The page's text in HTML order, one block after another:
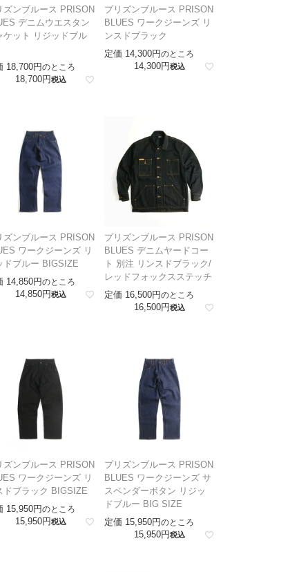
ズンブルース PRISON
デニムウエスタン
ケット リジッドブル
18,700 のところ
18,700 税込
プリズンブルース PRISON
BLUES ワークジーンズ リ
ンスドブラック
定価 14,300 のところ
14,300 税込
ズンブルース PRISON
ワークジーンズ リ
ドブルー BIGSIZE
14,850 のところ
14,850 税込
プリズンブルース PRISON
BLUES デニムヤードコー
ト 別注 リンスドブラック/
レッドフォックスステッチ
定価 16,500 のところ
16,500 税込
ズンブルース PRISON
ワークジーンズ リ
ドブラック BIGSIZE
15,950 のところ
15,950 税込
プリズンブルース PRISON
BLUES ワークジーンズ サ
スペンダーボタン リジッ
ドブルー BIG SIZE
定価 15,950 のところ
15,950 税込